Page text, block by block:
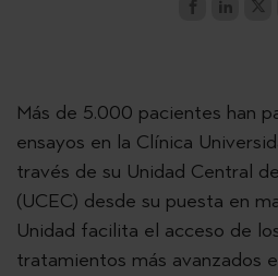
Más de 5.000 pacientes han
ensayos en la Clínica
través de su Unidad Central
(UCEC) desde su puesta en
Unidad facilita el acceso de
tratamientos más avanzados